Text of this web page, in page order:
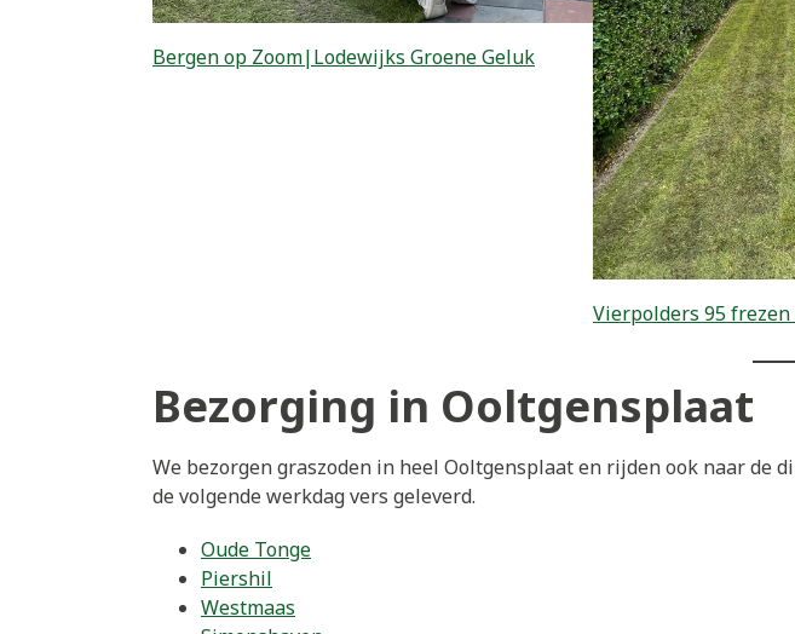
Bergen op Zoom|Lodewijks Groene Geluk
Vierpolders 95
Bezorging in Ooltgensplaat
We bezorgen graszoden in heel Ooltgensplaat en rijden ook naar de
de volgende werkdag vers geleverd.
Oude Tonge
Piershil
Westmaas